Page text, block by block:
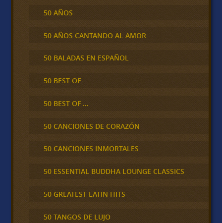
50 AÑOS
50 AÑOS CANTANDO AL AMOR
50 BALADAS EN ESPAÑOL
50 BEST OF
50 BEST OF …
50 CANCIONES DE CORAZÓN
50 CANCIONES INMORTALES
50 ESSENTIAL BUDDHA LOUNGE CLASSICS
50 GREATEST LATIN HITS
50 TANGOS DE LUJO